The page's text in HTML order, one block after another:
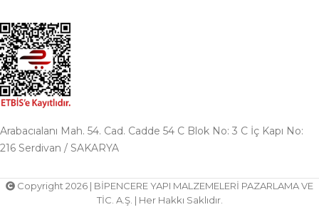
Arabacıalanı Mah. 54. Cad. Cadde 54 C Blok No: 3 C İç Kapı No:
216 Serdivan / SAKARYA
Copyright 2026 | BİPENCERE YAPI MALZEMELERİ PAZARLAMA VE
TİC. A.Ş. | Her Hakkı Saklıdır.